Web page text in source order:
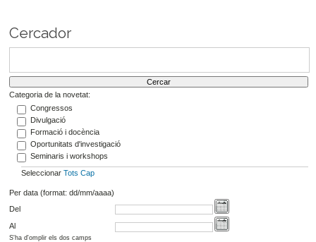
Cercador
Categoria de la novetat:
Congressos
Divulgació
Formació i docència
Oportunitats d'investigació
Seminaris i workshops
Seleccionar Tots Cap
Per data (format: dd/mm/aaaa)
Del
Al
S'ha d'omplir els dos camps